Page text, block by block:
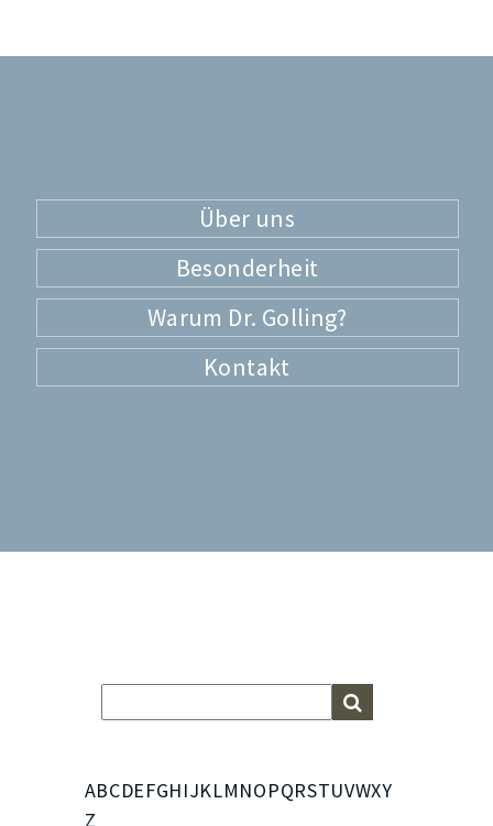
Über uns
Besonderheit
Warum Dr. Golling?
Kontakt
ABCDEFGHIJKLMNOPQRSTUVWXY
Z